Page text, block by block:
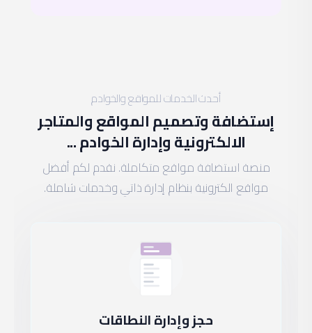
أحدث الخدمات للمواقع والخوادم
إستضافة وتصميم المواقع والمتاجر
الالكترونية وإدارة الخوادم ...
منصة استضافة مواقع متكاملة. نقدم لكم أفضل
مواقع الكترونية بنظام إدارة ذاتي وخدمات شاملة.
حجز وإدارة النطاقات